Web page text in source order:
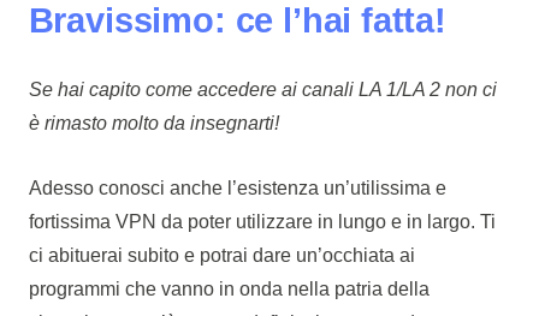
Bravissimo: ce l’hai fatta!
Se hai capito come accedere ai canali LA 1/LA 2 non ci
è rimasto molto da insegnarti!
Adesso conosci anche l’esistenza un’utilissima e
fortissima VPN da poter utilizzare in lungo e in largo. Ti
ci abituerai subito e potrai dare un’occhiata ai
programmi che vanno in onda nella patria della